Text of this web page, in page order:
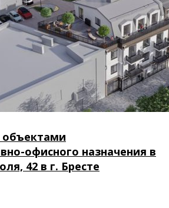
офисного назначения в
42 в г. Бресте